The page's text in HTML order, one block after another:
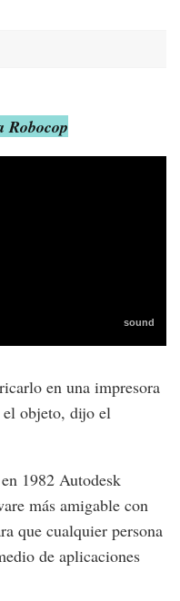
Robocop
en una impresora
objeto, dijo el
1982 Autodesk
más amigable con
que cualquier persona
de aplicaciones